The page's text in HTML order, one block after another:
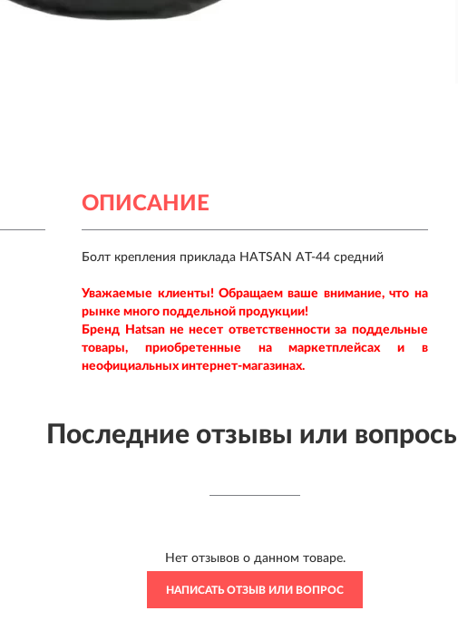
ОПИСАНИЕ
Болт крепления приклада HATSAN AT-44 средний
Уважаемые клиенты! Обращаем ваше внимание, что на
рынке много поддельной продукции!
Бренд Hatsan не несет ответственности за поддельные
товары, приобретенные на маркетплейсах и в
неофициальных интернет-магазинах.
Последние отзывы или
Нет отзывов о данном товаре.
НАПИСАТЬ ОТЗЫВ ИЛИ ВОПРОС